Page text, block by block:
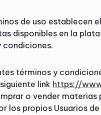
de uso establecen
disponibles en la
condiciones.
términos y
link https://
o vender
los propios Usuarios